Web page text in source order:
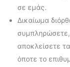
σε εμάς.
Δικαίωμα
αποκλείσετε
όποτε το